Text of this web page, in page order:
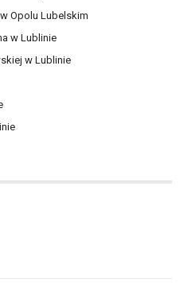
Opolu Lubelskim
w Lublinie
w Lublinie